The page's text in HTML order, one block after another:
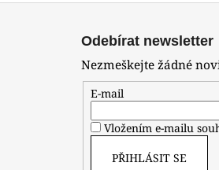
Odebírat newsletter
Nezmeškejte žádné
E-mail
Vložením e-mailu
PŘIHLÁSIT SE